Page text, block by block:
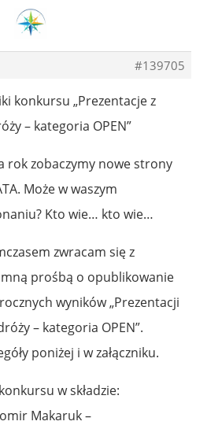
#139705
konkursu „Prezentacje z
– kategoria OPEN”
rok zobaczymy nowe strony
Może w waszym
Kto wie… kto wie…
zwracam się z
prośbą o opublikowanie
wyników „Prezentacji
– kategoria OPEN”.
poniżej i w załączniku.
w składzie:
Makaruk –